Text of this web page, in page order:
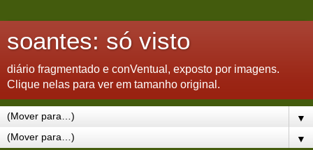
soantes: só visto
diário fragmentado e conVentual, exposto por imagens.
Clique nelas para ver em tamanho original.
▼
▼